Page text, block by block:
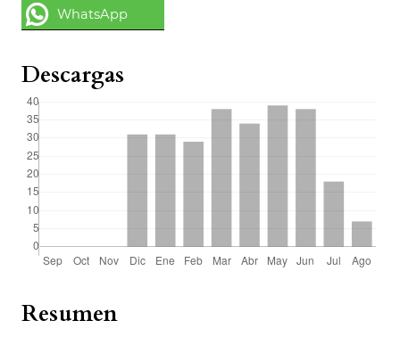
Resumen
Descargas